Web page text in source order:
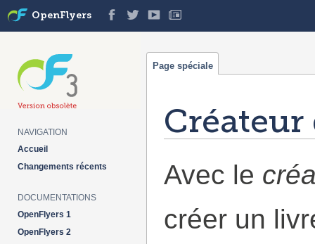
Avec le
créer un
Page spéciale
OpenFlyers
NAVIGATION
Accueil
Changements récents
DOCUMENTATIONS
OpenFlyers 1
OpenFlyers 2